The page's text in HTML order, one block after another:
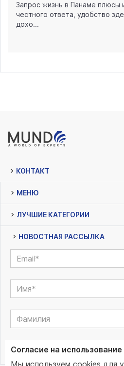
Запрос жизнь в Панаме плюсы
честного ответа, удобство
дохо...
КОНТАКТ
МЕНЮ
ЛУЧШИЕ КАТЕГОРИИ
НОВОСТНАЯ РАССЫЛКА
Согласие на
Мы используем cookies для